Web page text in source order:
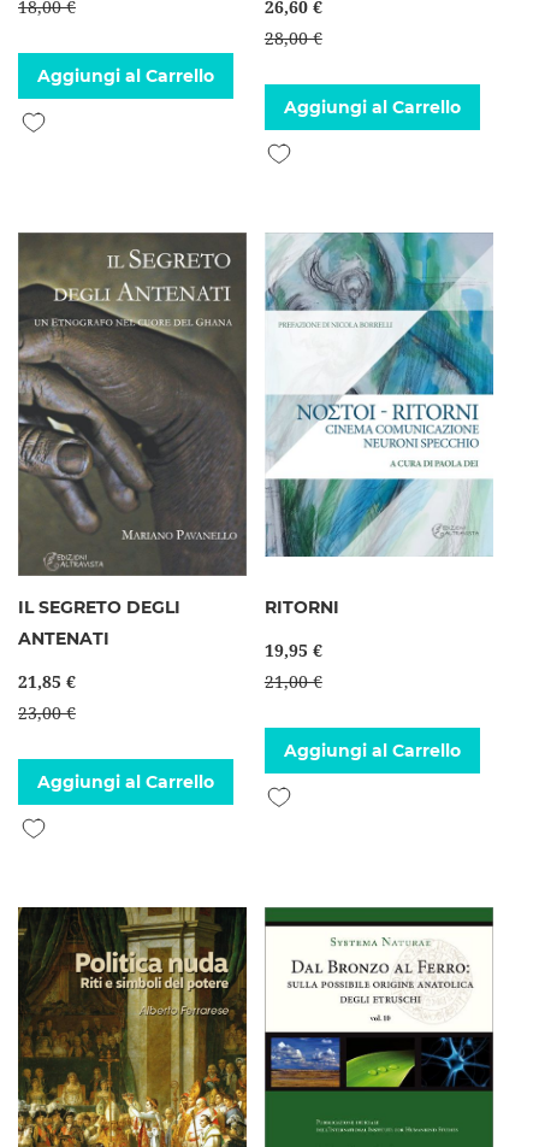
18,00 €
Aggiungi al Carrello
Aggiungi alla lista desideri
26,60 €
28,00 €
Aggiungi al Carrello
Aggiungi alla lista desideri
IL SEGRETO DEGLI
ANTENATI
21,85 €
23,00 €
Aggiungi al Carrello
Aggiungi alla lista desideri
RITORNI
19,95 €
21,00 €
Aggiungi al Carrello
Aggiungi alla lista desideri